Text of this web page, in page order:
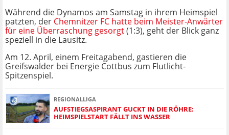
Während die Dynamos am Samstag in ihrem Heimspiel
patzten, der Chemnitzer FC hatte beim Meister-Anwärter
für eine Überraschung gesorgt(1:3), geht der Blick ganz
speziell in die Lausitz.
Am 12. April, einem Freitagabend, gastieren die
Greifswalder bei Energie Cottbus zum Flutlicht-
Spitzenspiel.
REGIONALLIGA
AUFSTIEGSASPIRANT GUCKT IN DIE RÖHRE:
HEIMSPIELSTART FÄLLT INS WASSER